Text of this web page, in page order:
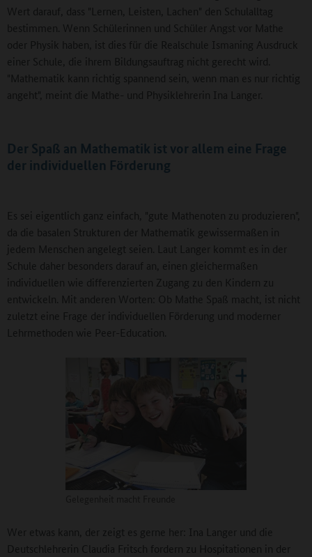
Wert darauf, dass "Lernen, Leisten, Lachen" den Schulalltag
bestimmen. Wenn Schülerinnen und Schüler Angst vor Mathe
oder Physik haben, ist dies für die Realschule Ismaning Ausdruck
einer Schule, die ihrem Bildungsauftrag nicht gerecht wird.
"Mathematik kann richtig spannend sein, wenn man es nur richtig
angeht", meint die Mathe- und Physiklehrerin Ina Langer.
Der Spaß an Mathematik ist vor allem eine Frage
der individuellen Förderung
Es sei eigentlich ganz einfach, "gute Mathenoten zu produzieren",
da die basalen Strukturen der Mathematik gewissermaßen in
jedem Menschen angelegt seien. Laut Langer kommt es in der
Schule daher besonders darauf an, einen gleichermaßen
individuellen wie differenzierten Zugang zu den Kindern zu
entwickeln. Mit anderen Worten: Ob Mathe Spaß macht, ist nicht
zuletzt eine Frage der individuellen Förderung und moderner
Lehrmethoden wie Peer-Education.
Wer etwas kann, der zeigt es gerne her: Ina Langer und die
Deutschlehrerin Claudia Fritsch fordern zu Hospitationen in der